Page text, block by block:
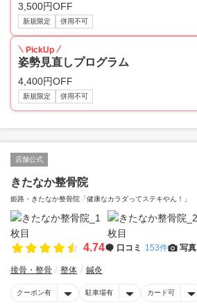
3,500円OFF
新規限定 併用不可
PickUp
姿勢見直しプログラム
4,400円OFF
新規限定 併用不可
店舗公式
きたなか整骨院
姫路・きたなか整骨院「健康なカラダってステキやん！」
4.74 口コミ 153件 写真
接骨・整骨 整体 鍼灸
クーポン有 駐車場有 カード可